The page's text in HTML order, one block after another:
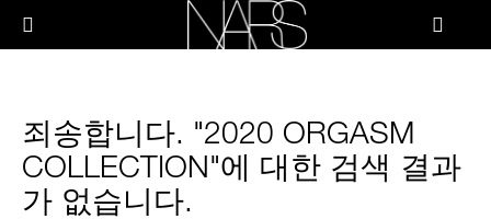
main
content
페이스
치크
죄송합니다. "2020 ORGASM
COLLECTION"에 대한 검색 결과
가 없습니다.